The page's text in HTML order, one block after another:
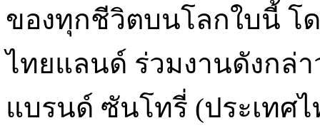
ของทุกชีวิตบนโลกใบนี้ โ
ไทยแลนด์ ร่วมงานดังกล่
แบรนด์ ซันโทรี่ (ประเทศ